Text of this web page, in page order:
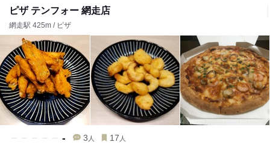
ピザ テンフォー 網走店
網走駅 425m / ピザ
- 3 人 17 人